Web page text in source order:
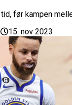
før kampen
15. nov 2023